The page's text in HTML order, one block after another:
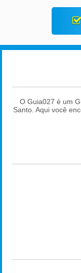
O Guia027 é um
Santo. Aqui você